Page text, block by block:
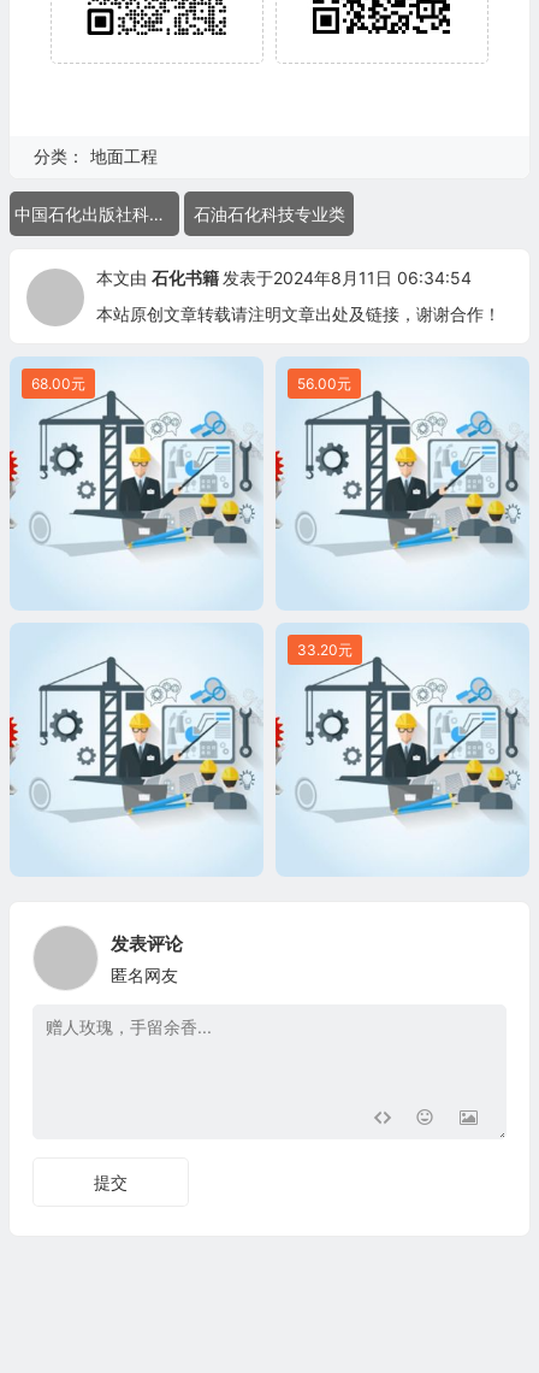
分类： 地面工程
中国石化出版社科技图书 石油石化科技专业类
本文由 石化书籍 发表于2024年8月11日 06:34:54
本站原创文章转载请注明文章出处及链接，谢谢合作！
68.00元 56.00元
33.20元
发表评论
匿名网友
提交